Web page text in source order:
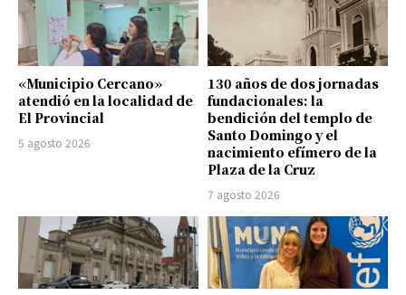
«Municipio Cercano»
atendió en la localidad de
El Provincial
5 agosto 2026
130 años de dos jornadas
fundacionales: la
bendición del templo de
Santo Domingo y el
nacimiento efímero de la
Plaza de la Cruz
7 agosto 2026